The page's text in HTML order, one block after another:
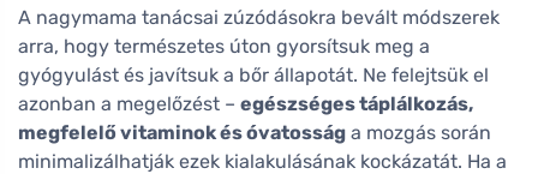
A nagymama tanácsai zúzódásokra bevált módszerek
arra, hogy természetes úton gyorsítsuk meg a
gyógyulást és javítsuk a bőr állapotát. Ne felejtsük el
azonban a megelőzést – egészséges táplálkozás,
megfelelő vitaminok és óvatosság a mozgás során
minimalizálhatják ezek kialakulásának kockázatát. Ha a